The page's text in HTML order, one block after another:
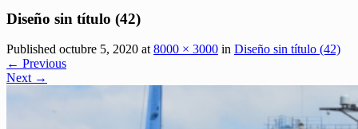
Diseño sin título (42)
Published octubre 5, 2020 at 8000 × 3000 in Diseño sin título (42)
← Previous
Next →